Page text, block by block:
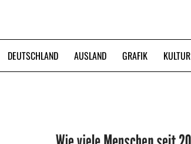
DEUTSCHLAND AUSLAND GRAFIK KULTUR